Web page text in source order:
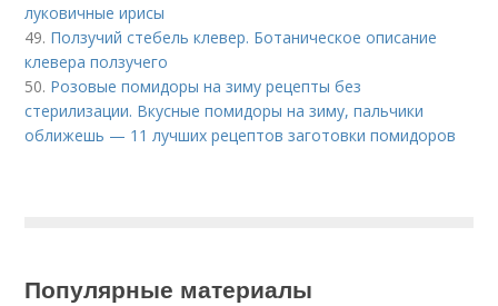
луковичные ирисы
49. Ползучий стебель клевер. Ботаническое описание
клевера ползучего
50. Розовые помидоры на зиму рецепты без
стерилизации. Вкусные помидоры на зиму, пальчики
оближешь — 11 лучших рецептов заготовки помидоров
Популярные материалы